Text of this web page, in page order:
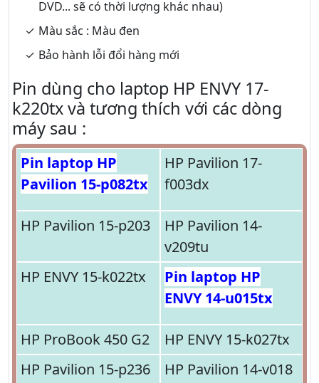
DVD... sẽ có thời lượng khác nhau)
Màu sắc : Màu đen
Bảo hành lỗi đổi hàng mới
Pin dùng cho laptop HP ENVY 17-
k220tx và tương thích với các dòng
máy sau :
Pin laptop HP
Pavilion 15-p082tx
HP Pavilion 17-
f003dx
HP Pavilion 15-p203
HP Pavilion 14-
v209tu
HP ENVY 15-k022tx
Pin laptop HP
ENVY 14-u015tx
HP ProBook 450 G2
HP ENVY 15-k027tx
HP Pavilion 15-p236
HP Pavilion 14-v018